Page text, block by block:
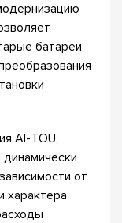
батареи
AI-TOU,
от
характера